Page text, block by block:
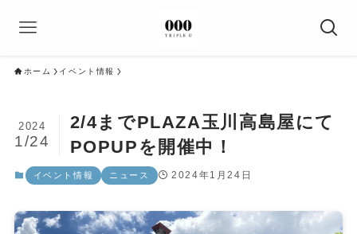
ホーム イベント情報
2/4までPLAZA玉川高島屋にて
POPUPを開催中！
2024
1/24
イベント情報 ニュース 2024年1月24日